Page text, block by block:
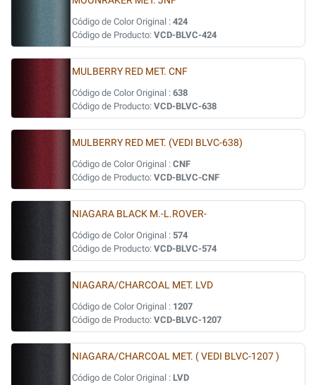
Código de Color Original : 424
Código de Producto: VCD-BLVC-424
MULBERRY RED MET. CNF
Código de Color Original : 638
Código de Producto: VCD-BLVC-638
MULBERRY RED MET. (VEDI BLVC-638)
Código de Color Original : CNF
Código de Producto: VCD-BLVC-CNF
NIAGARA BLACK M.-L.ROVER-
Código de Color Original : 574
Código de Producto: VCD-BLVC-574
NIAGARA/CHARCOAL MET. LVD
Código de Color Original : 1207
Código de Producto: VCD-BLVC-1207
NIAGARA/CHARCOAL MET. ( VEDI BLVC-1207 )
Código de Color Original : LVD